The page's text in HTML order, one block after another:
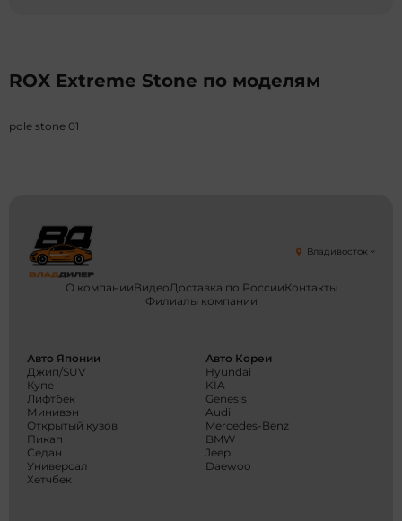
ROX Extreme Stone по моделям
pole stone 01
О компанииВидеоДоставка по РоссииКонтакты
Филиалы компании
Владивосток
Авто Японии
Джип/SUV
Купе
Лифтбек
Минивэн
Открытый кузов
Пикап
Седан
Универсал
Хетчбек
Авто Кореи
Hyundai
KIA
Genesis
Audi
Mercedes-Benz
BMW
Jeep
Daewoo